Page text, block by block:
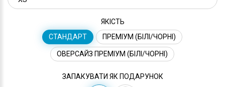
ЯКІСТЬ
СТАНДАРТ
ПРЕМІУМ (БІЛІ/ЧОРНІ)
ОВЕРСАЙЗ ПРЕМІУМ (БІЛІ/ЧОРНІ)
ЗАПАКУВАТИ ЯК ПОДАРУНОК